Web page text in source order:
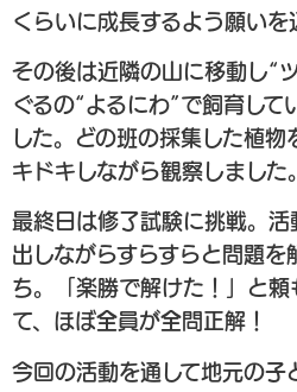
くらいに成長するよう願いを
その後は近隣の山に移動し“
ぐるの“よるにわ”で飼育し
した。どの班の採集した植
キドキしながら観察しました。
最終日は修了試験に挑戦。活
出しながらすらすらと問題を
ち。「楽勝で解けた！」と頼
て、ほぼ全員が全問正解！
今回の活動を通して地元の子